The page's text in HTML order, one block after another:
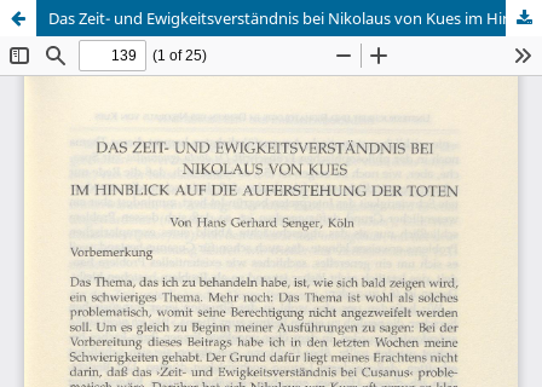
Das Zeit- und Ewigkeitsverständnis bei Nikolaus von Kues im Hinblick auf die Auferstehung der Toten